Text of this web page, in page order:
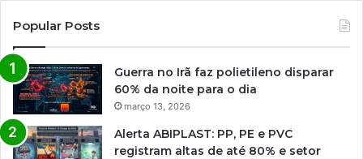
Popular Posts
Guerra no Irã faz polietileno disparar
60% da noite para o dia
março 13, 2026
Alerta ABIPLAST: PP, PE e PVC
registram altas de até 80% e setor